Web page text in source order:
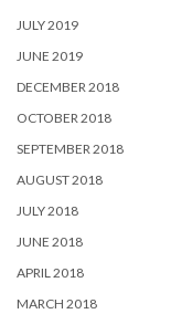
JULY 2019
JUNE 2019
DECEMBER 2018
OCTOBER 2018
SEPTEMBER 2018
AUGUST 2018
JULY 2018
JUNE 2018
APRIL 2018
MARCH 2018